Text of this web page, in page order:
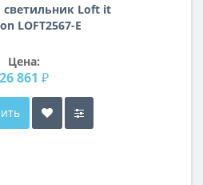
светильник Loft it
LOFT2567-E
Цена:
26 861 ₽